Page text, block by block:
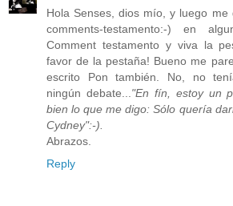
Hola Senses, dios mío, y luego
comments-testamento:-) en
Comment testamento y viva la
favor de la pestaña! Bueno me
escrito Pon también. No, no
ningún debate... "En fín, estoy un
bien lo que me digo: Sólo quería
Cydney":-).
Abrazos.
Reply